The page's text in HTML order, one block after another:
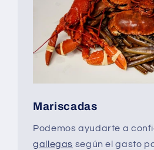
Mariscadas
Podemos ayudarte a
gallegas según el gasto